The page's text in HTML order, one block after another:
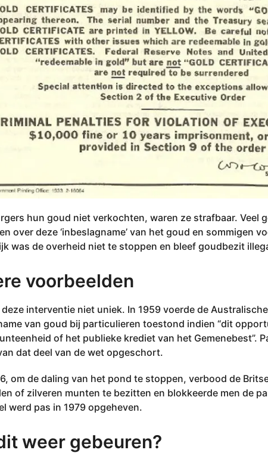
hun goud niet verkochten, waren ze strafbaar. Veel
over deze ‘inbeslagname’ van het goud en sommigen
was de overheid niet te stoppen en bleef goudbezit
voorbeelden
deze interventie niet uniek. In 1959 voerde de
van goud bij particulieren toestond indien “dit
of het publieke krediet van het Gemenebest”.
dat deel van de wet opgeschort.
om de daling van het pond te stoppen, verbood de
of zilveren munten te bezitten en blokkeerde men de
werd pas in 1979 opgeheven.
weer gebeuren?